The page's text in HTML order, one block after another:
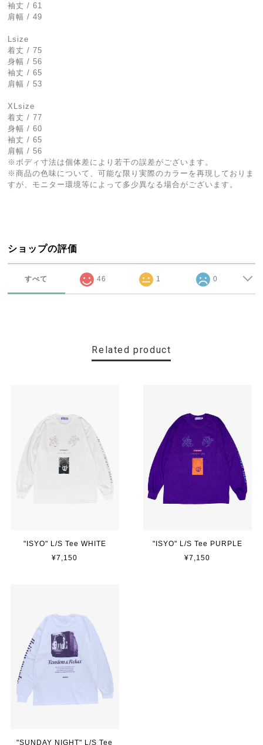
袖丈 / 61
肩幅 / 49
Lsize
着丈 / 75
身幅 / 56
袖丈 / 65
肩幅 / 53
XLsize
着丈 / 77
身幅 / 60
袖丈 / 65
肩幅 / 56
※ボディ寸法は個体差により若干の誤差がございます。
※商品の色味について、可能な限り実際のカラーを再現しておりま
すが、モニター環境等によって多少異なる場合がございます。
ショップの評価
すべて 46 1 0
Related product
"ISYO" L/S Tee WHITE
¥7,150
"ISYO" L/S Tee PURPLE
¥7,150
"SUNDAY NIGHT" L/S Tee